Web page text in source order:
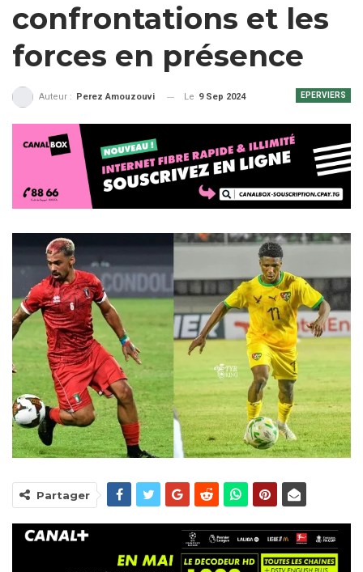
confrontations et les
forces en présence
EPERVIERS
Auteur : Perez Amouzouvi Le 9 Sep 2024
Partager